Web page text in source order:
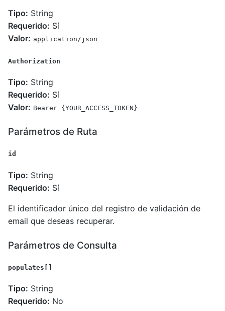
Tipo: String
Requerido: Sí
Valor: application/json
Authorization
Tipo: String
Requerido: Sí
Valor: Bearer {YOUR_ACCESS_TOKEN}
Parámetros de Ruta
id
Tipo: String
Requerido: Sí
El identificador único del registro de validación de
email que deseas recuperar.
Parámetros de Consulta
populates[]
Tipo: String
Requerido: No